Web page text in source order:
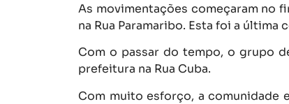
As movimentações começaram no
na Rua Paramaribo. Esta foi a última
Com o passar do tempo, o grupo
prefeitura na Rua Cuba.
Com muito esforço, a comunidade